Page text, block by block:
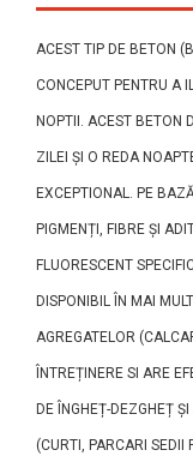
ACEST TIP DE BETON
CONCEPUT PENTRU A
NOPTII. ACEST BETON
ZILEI ȘI O REDA
EXCEPTIONAL. PE
PIGMENȚI, FIBRE ȘI
FLUORESCENT
DISPONIBIL ÎN MAI
AGREGATELOR
ÎNTREȚINERE SI ARE
DE ÎNGHEȚ-DEZGHEȚ
(CURTI, PARCARI SEDII